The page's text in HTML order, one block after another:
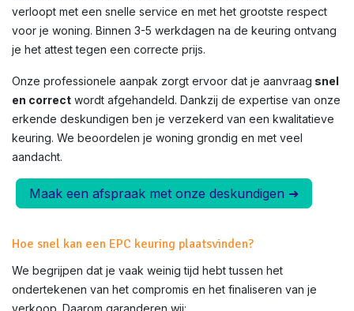
verloopt met een snelle service en met het grootste respect
voor je woning. Binnen 3-5 werkdagen na de keuring ontvang
je het attest tegen een correcte prijs.
Onze professionele aanpak zorgt ervoor dat je aanvraag snel
en correct wordt afgehandeld. Dankzij de expertise van onze
erkende deskundigen ben je verzekerd van een kwalitatieve
keuring. We beoordelen je woning grondig en met veel
aandacht.
Maak een afspraak met onze deskundigen ➜
Hoe snel kan een EPC keuring plaatsvinden?
We begrijpen dat je vaak weinig tijd hebt tussen het
ondertekenen van het compromis en het finaliseren van je
verkoop. Daarom garanderen wij: